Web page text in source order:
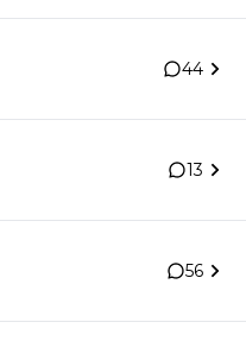
44
13
56